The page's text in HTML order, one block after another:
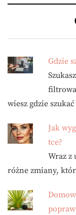
Gdzie
wiesz gdzie
Jak
tce?
Wraz z
różne zmiany,